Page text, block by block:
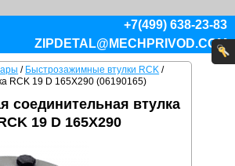
+7(499) 638-23-83
ZIPDETAL@MECHPRIVOD.COM
/ Быстрозажимные втулки RCK /
RCK 19 D 165X290 (06190165)
соединительная втулка
19 D 165X290